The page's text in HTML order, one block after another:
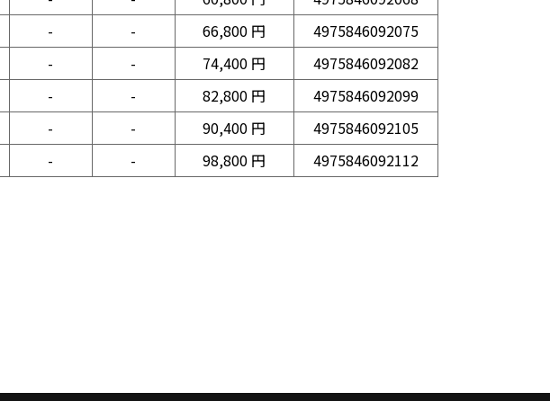
- - 66,800 円
4975846092075
- - 74,400 円
4975846092082
- - 82,800 円
4975846092099
- - 90,400 円
4975846092105
- - 98,800 円 4975846092112